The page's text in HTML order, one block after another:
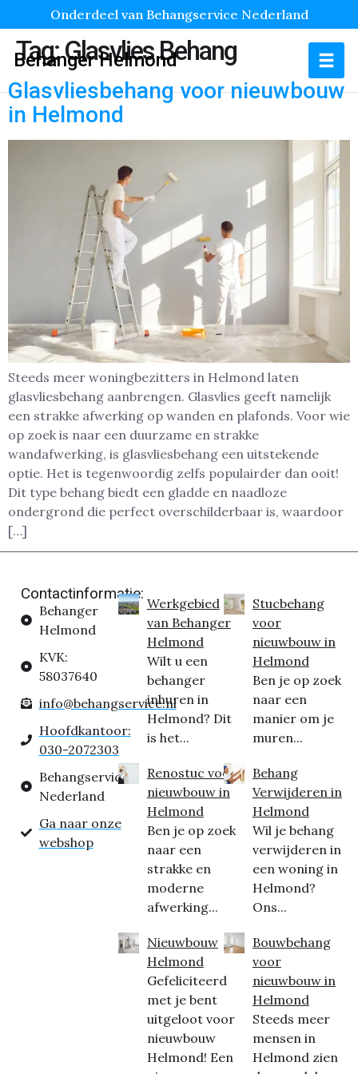
Onderdeel van Behangservice Nederland
Behanger Helmond
Tag:Glasvlies Behang
Glasvliesbehang voor nieuwbouw
in Helmond
Steeds meer woningbezitters in Helmond laten
glasvliesbehang aanbrengen. Glasvlies geeft namelijk
een strakke afwerking op wanden en plafonds. Voor wie
op zoek is naar een duurzame en strakke
wandafwerking, is glasvliesbehang een uitstekende
optie. Het is tegenwoordig zelfs populairder dan ooit!
Dit type behang biedt een gladde en naadloze
ondergrond die perfect overschilderbaar is, waardoor
[…]
Contactinformatie:
Behanger
Helmond
KVK:
58037640
info@behangservice.nl
Hoofdkantoor:
030-2072303
Behangservice
Nederland
Ga naar onze
webshop
Werkgebied
van Behanger
Helmond
Wilt u een
behanger
inhuren in
Helmond? Dit
is het...
Renostuc voor
nieuwbouw in
Helmond
Ben je op zoek
naar een
strakke en
moderne
afwerking...
Nieuwbouw
Helmond
Gefeliciteerd
met je bent
uitgeloot voor
nieuwbouw
Helmond! Een
Stucbehang
voor
nieuwbouw in
Helmond
Ben je op zoek
naar een
manier om je
muren...
Behang
Verwijderen in
Helmond
Wil je behang
verwijderen in
een woning in
Helmond?
Ons...
Bouwbehang
voor
nieuwbouw in
Helmond
Steeds meer
mensen in
Helmond zien